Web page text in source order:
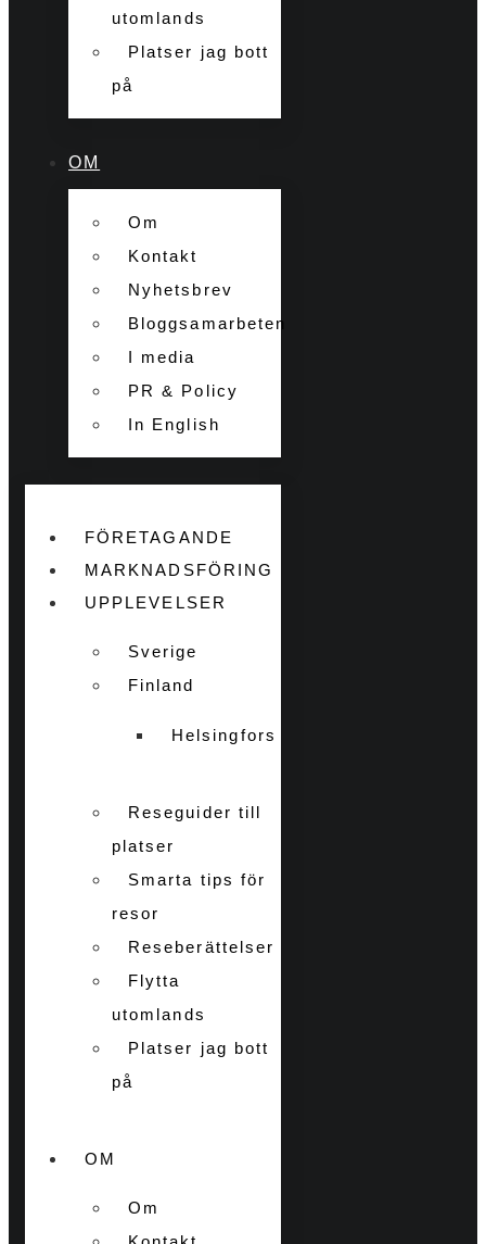
utomlands
Platser jag bott
på
OM
Om
Kontakt
Nyhetsbrev
Bloggsamarbeten
I media
PR & Policy
In English
FÖRETAGANDE
MARKNADSFÖRING
UPPLEVELSER
Sverige
Finland
Helsingfors
Reseguider till
platser
Smarta tips för
resor
Reseberättelser
Flytta
utomlands
Platser jag bott
på
OM
Om